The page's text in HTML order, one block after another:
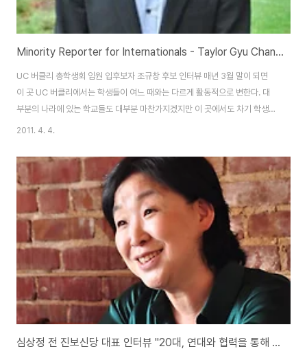
Minority Reporter for Internationals - Taylor Gyu Chang Cho
UC 버클리 총학생회 임원 입후보자 조규창 후보 인터뷰 매년 3월 말이 되면
이 곳 UC 버클리에서는 학생들이 여느 때와는 다르게 활동적으로 변한다. 대
부분의 나라에 있는 학교들도 대부분 마찬가지겠지만 이 곳에서도 차기 학생회
의 임원을 뽑는 선거기간이 도래하기 때문인데, 이 시즌이 되면 학교 입구를 둘
돌아다니는 학생들에게 후보들을 홍보하곤 한다. 올해 학생회 임원으로 나온
후보는 200명, 그 중 선거를 통해 선출되는 사람은 총 21명. 약 10대 1의 경쟁
률을 뚫을 각오로 나온 여러 명의 후보들 중에 남들과는 조금 다른 특이한 속성
을 가지고 있는 후보가 있다. Taylor Gyu Chang Cho. 조규창. 이름에서 알
수 있..
2011. 4. 4.
심상정 전 진보신당 대표 인터뷰 "20대, 연대와 협력을 통해 복지사회로"